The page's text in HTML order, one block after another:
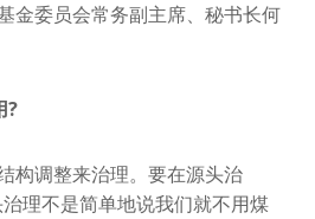
金委员会常务副主席、秘书长何
?
调整来治理。要在源头治
理不是简单地说我们就不用煤